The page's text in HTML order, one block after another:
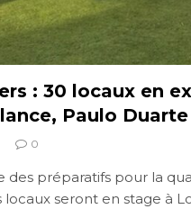
: 30 locaux en
Paulo
0
des préparatifs pour la
locaux seront en stage à